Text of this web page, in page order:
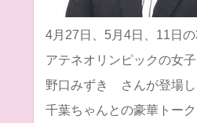
4月27日、5月4日、11日
アテネオリンピックの女
野口みずき さんが登場
千葉ちゃんとの豪華トー